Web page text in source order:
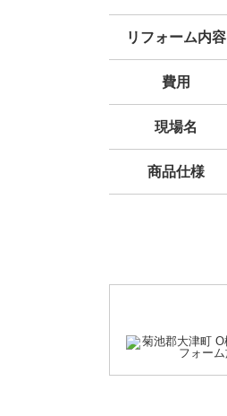
リフォーム内容
費用
現場名
商品仕様